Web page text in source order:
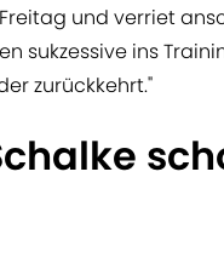
und verriet
sukzessive ins
zurückkehrt."